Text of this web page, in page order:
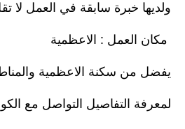
ولديها خبرة سابقة في العمل لا تقل عن
مكان العمل : الاعظمية
يفضل من سكنة الاعظمية
لمعرفة التفاصيل التواصل مع